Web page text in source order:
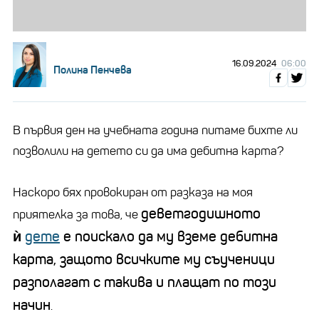
Полина Пенчева 16.09.2024 06:00
В първия ден на учебната година питаме бихте ли
позволили на детето си да има дебитна карта?
Наскоро бях провокиран от разказа на моя
приятелка за това, че деветгодишното
ѝ дете е поискало да му вземе дебитна
карта, защото всичките му съученици
разполагат с такива и плащат по този
начин.